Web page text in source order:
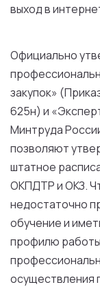
выход в
Официально
закупок»
625н) и
Минтруда
позволяют
штатное
ОКПДТР и ОКЗ.
недостаточно
обучение и
профилю
осуществления